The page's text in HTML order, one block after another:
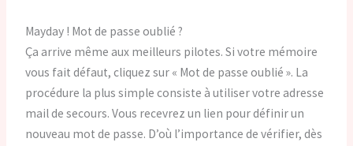
Mayday ! Mot de passe oublié ?
Ça arrive même aux meilleurs pilotes. Si votre mémoire
vous fait défaut, cliquez sur « Mot de passe oublié ». La
procédure la plus simple consiste à utiliser votre adresse
mail de secours. Vous recevrez un lien pour définir un
nouveau mot de passe. D’où l’importance de vérifier, dès